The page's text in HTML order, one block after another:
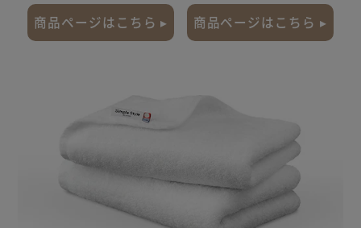
商品ページはこちら ▸ 商品ページはこちら ▸